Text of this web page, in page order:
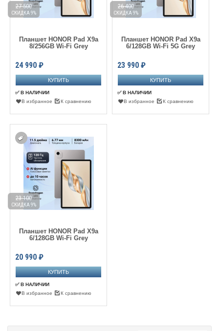
Планшет HONOR Pad X9a
8/256GB Wi-Fi Grey
24 990 ₽
27 500
СКИДКА 9%
✅ В НАЛИЧИИ
В избранное
К сравнению
Планшет HONOR Pad X9a
6/128GB Wi-Fi 5G Grey
23 990 ₽
26 400
СКИДКА 9%
✅ В НАЛИЧИИ
В избранное
К сравнению
Планшет HONOR Pad X9a
6/128GB Wi-Fi Grey
20 990 ₽
23 100
СКИДКА 9%
✅ В НАЛИЧИИ
В избранное
К сравнению